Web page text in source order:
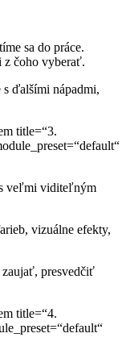
sa do práce.
z čoho vyberať.
s ďalšími nápadmi,
title=“3.
veľmi viditeľným
vizuálne efekty,
zaujať, presvedčiť
title=“4.